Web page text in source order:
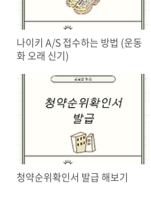
나이키 A/S 접수하는 방법 (운동
화 오래 신기)
청약순위확인서 발급 해보기